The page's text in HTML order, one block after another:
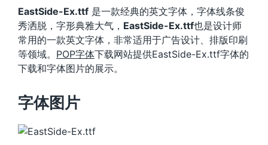
EastSide-Ex.ttf 是一款经典的英文字体，字体线条俊
秀洒脱，字形典雅大气， EastSide-Ex.ttf也是设计师
常用的一款英文字体，非常适用于广告设计、排版印刷
等领域。 POP字体下载网站提供EastSide-Ex.ttf字体的
下载和字体图片的展示。
字体图片